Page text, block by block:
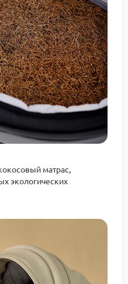
матрас,
экологических